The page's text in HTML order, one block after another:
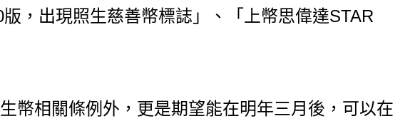
，出現照生慈善幣標誌」、「上幣思偉達STAR
幣相 關條例外，更是期望能在明年三月後，可以在